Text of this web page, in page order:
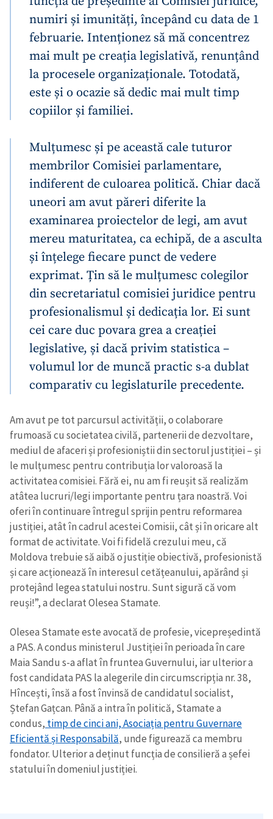
numiri și imunități, începând cu data de 1
februarie. Intenționez să mă concentrez
mai mult pe creația legislativă, renunțând
la procesele organizaționale. Totodată,
este și o ocazie să dedic mai mult timp
copiilor și familiei.
Mulțumesc și pe această cale tuturor
membrilor Comisiei parlamentare,
indiferent de culoarea politică. Chiar dacă
uneori am avut păreri diferite la
examinarea proiectelor de legi, am avut
mereu maturitatea, ca echipă, de a asculta
și înțelege fiecare punct de vedere
exprimat. Țin să le mulțumesc colegilor
din secretariatul comisiei juridice pentru
profesionalismul și dedicația lor. Ei sunt
cei care duc povara grea a creației
legislative, și dacă privim statistica –
volumul lor de muncă practic s-a dublat
comparativ cu legislaturile precedente.
Am avut pe tot parcursul activității, o colaborare
frumoasă cu societatea civilă, partenerii de dezvoltare,
mediul de afaceri și profesioniștii din sectorul justiției – și
le mulțumesc pentru contribuția lor valoroasă la
activitatea comisiei. Fără ei, nu am fi reușit să realizăm
atâtea lucruri/legi importante pentru țara noastră. Voi
oferi în continuare întregul sprijin pentru reformarea
justiției, atât în cadrul acestei Comisii, cât și în oricare alt
format de activitate. Voi fi fidelă crezului meu, că
Moldova trebuie să aibă o justiție obiectivă, profesionistă
și care acționează în interesul cetățeanului, apărând și
protejând legea statului nostru. Sunt sigură că vom
reuși!”, a declarat Olesea Stamate.
Olesea Stamate este avocată de profesie, vicepreședintă
a PAS. A condus ministerul Justiției în perioada în care
Maia Sandu s-a aflat în fruntea Guvernului, iar ulterior a
fost candidata PAS la alegerile din circumscripția nr. 38,
Hîncești, însă a fost învinsă de candidatul socialist,
Ștefan Gațcan. Până a intra în politică, Stamate a
condus, timp de cinci ani, Asociația pentru Guvernare
Eficientă și Responsabilă, unde figurează ca membru
fondator. Ulterior a deținut funcția de consilieră a șefei
statului în domeniul justiției.